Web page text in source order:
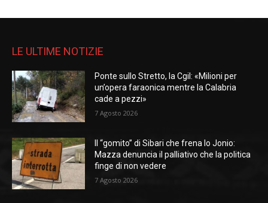
LE ULTIME NOTIZIE
Ponte sullo Stretto, la Cgil: «Milioni per
un’opera faraonica mentre la Calabria
cade a pezzi»
7 Agosto 2026
Il “gomito” di Sibari che frena lo Jonio:
Mazza denuncia il palliativo che la politica
finge di non vedere
7 Agosto 2026